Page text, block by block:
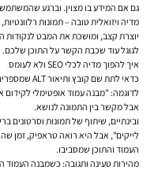
גם אם המידע בו מצוין. וברגע
מדיה ויזואלית טובה – תמונות
לגוגל עוד שכבת הקשר על התוכן שלכם.
איך להפוך מדיה לכלי SEO ולא לעומס
לדוגמה: "מבנה עמוד אופטימלי לקידום
אבל מקשר בין התמונה לנושא.
ובינתיים, שיתוף של תמונות וסרטונים
לייקים", אבל היא רואה טראפיק, זמן
העמוד והתוכן שמסביבו.
מהירות טעינה ותגובה: כשמבנה העמוד